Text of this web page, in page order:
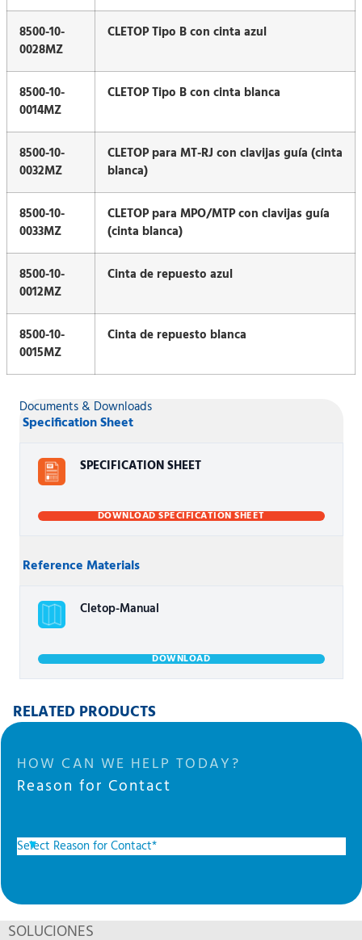
8500-10-
0028MZ
CLETOP Tipo B con cinta azul
8500-10-
0014MZ
CLETOP Tipo B con cinta blanca
8500-10-
0032MZ
CLETOP para MT-RJ con clavijas guía (cinta
blanca)
8500-10-
0033MZ
CLETOP para MPO/MTP con clavijas guía
(cinta blanca)
8500-10-
0012MZ
Cinta de repuesto azul
8500-10-
0015MZ
Cinta de repuesto blanca
Documents & Downloads
Specification Sheet
SPECIFICATION SHEET
DOWNLOAD SPECIFICATION SHEET
Reference Materials
Cletop-Manual
DOWNLOAD
RELATED PRODUCTS
HOW CAN WE HELP TODAY?
Reason for Contact
SOLUCIONES